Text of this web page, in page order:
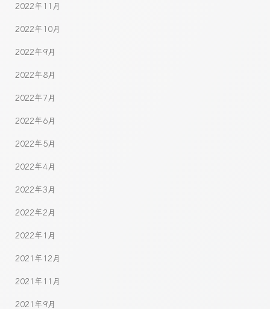
2022年11月
2022年10月
2022年9月
2022年8月
2022年7月
2022年6月
2022年5月
2022年4月
2022年3月
2022年2月
2022年1月
2021年12月
2021年11月
2021年9月